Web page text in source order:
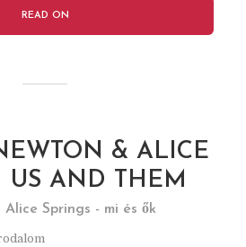
READ ON
& ALICE
US AND THEM
Springs - mi és ők